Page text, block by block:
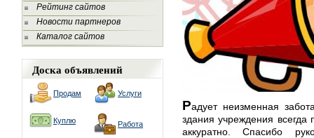
Рейтинг сайтов
Новости партнеров
Каталог сайтов
Доска объявлений
Продам Услуги
Куплю Работа
Радует неизменная
здания учреждения
аккуратно. Спасибо